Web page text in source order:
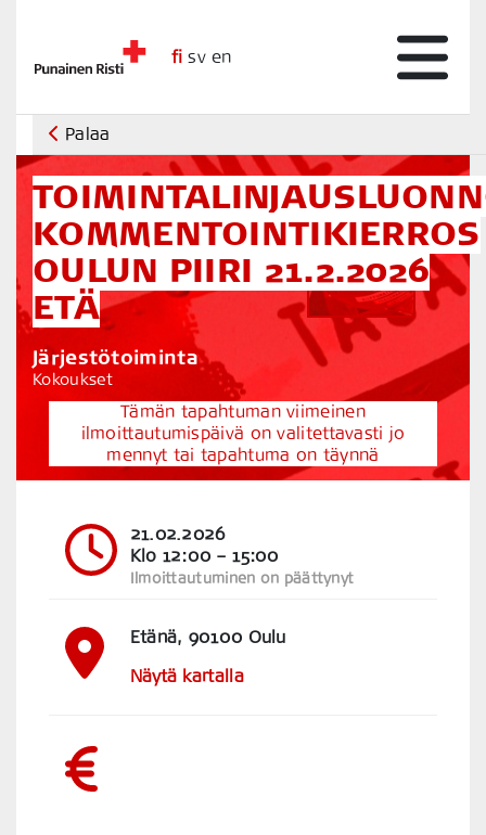
fi sv en
Palaa
KOMMENTOINTIKIERROS
OULUN PIIRI 21.2.2026
ETÄ
Järjestötoiminta
Kokoukset
Tämän tapahtuman viimeinen
ilmoittautumispäivä on valitettavasti jo
mennyt tai tapahtuma on täynnä
21.02.2026
Klo 12:00 – 15:00
Ilmoittautuminen on päättynyt
Etänä, 90100 Oulu
Näytä kartalla